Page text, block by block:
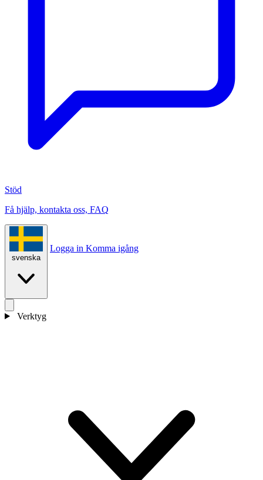
Stöd
Få hjälp, kontakta oss, FAQ
svenska
Logga in Komma igång
Verktyg